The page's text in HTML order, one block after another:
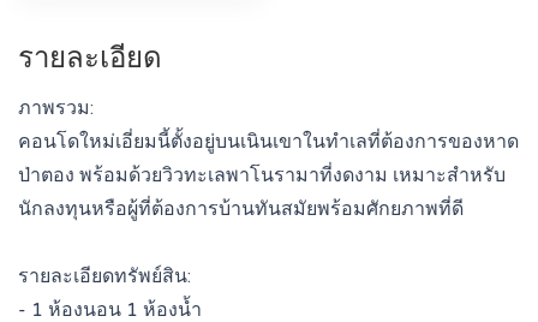
รายละเอียด
ภาพรวม:
คอนโดใหม่เอี่ยมนี้ตั้งอยู่บนเนินเขาในทำเลที่ต้องการของหาด
ป่าตอง พร้อมด้วยวิวทะเลพาโนรามาที่งดงาม เหมาะสำหรับ
นักลงทุนหรือผู้ที่ต้องการบ้านทันสมัยพร้อมศักยภาพที่ดี
รายละเอียดทรัพย์สิน:
- 1 ห้องนอน 1 ห้องน้ำ